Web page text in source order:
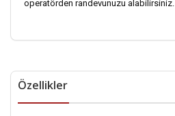
operatörden randevunuzu alabilirsiniz.
Özellikler